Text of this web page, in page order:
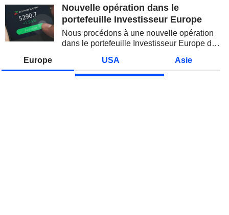
semi-conducteurs. Les
inquiétudes sur la soutenabilité
Nouvelle opération dans le
portefeuille Investisseur Europe
Nous procédons à une nouvelle opération
dans le portefeuille Investisseur Europe de
Europe USA Asie